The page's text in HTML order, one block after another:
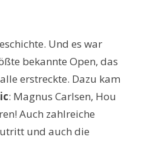
Und es war
bekannte Open, das
erstreckte. Dazu kam
: Magnus Carlsen, Hou
Auch zahlreiche
und auch die